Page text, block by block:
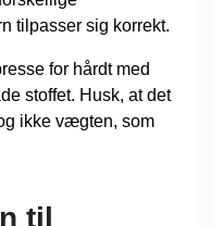
tilpasser sig korrekt.
for hårdt med
stoffet. Husk, at det
ikke vægten, som
til